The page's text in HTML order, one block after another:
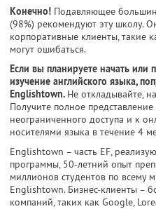
Конечно! Подавляющее
(98%) рекомендуют эту школу.
корпоративные клиенты, такие
могут ошибаться.
Если вы планируете начать или
изучение английского языка,
Englishtown. Не откладывайте,
Получите полное
неограниченного доступа и к
носителями языка в течение 4
Englishtown – часть EF,
программы, 50-летний опыт
миллионов студентов по всему
Englishtown. Бизнес-клиенты –
компаний, таких как Google,